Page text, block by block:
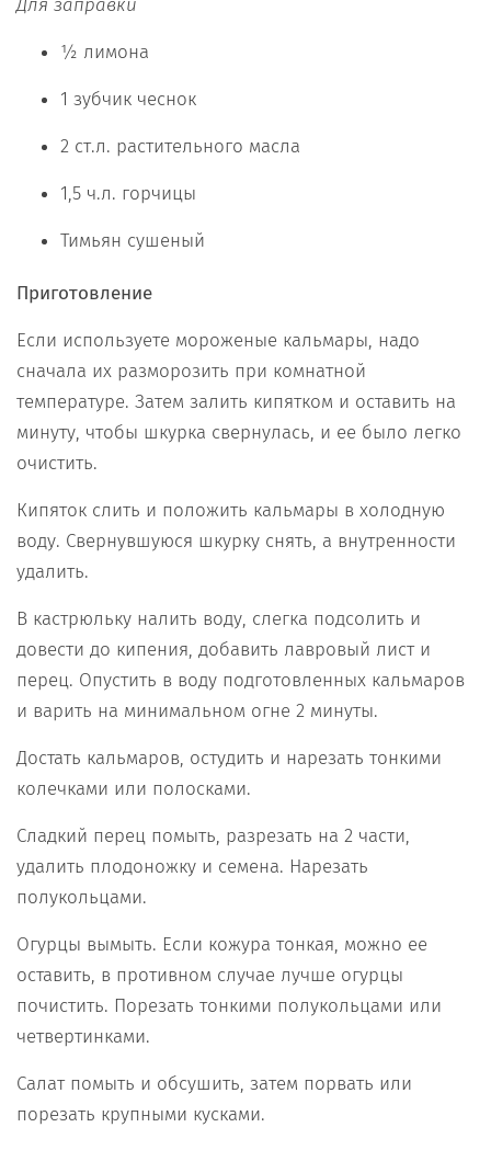
½ лимона
1 зубчик чеснок
2 ст.л. растительного масла
1,5 ч.л. горчицы
Тимьян сушеный
Приготовление
Если используете мороженые кальмары, надо
сначала их разморозить при комнатной
температуре. Затем залить кипятком и оставить на
минуту, чтобы шкурка свернулась, и ее было легко
очистить.
Кипяток слить и положить кальмары в холодную
воду. Cвернувшуюся шкурку снять, а внутренности
удалить.
В кастрюльку налить воду, слегка подсолить и
довести до кипения, добавить лавровый лист и
перец. Опустить в воду подготовленных кальмаров
и варить на минимальном огне 2 минуты.
Достать кальмаров, остудить и нарезать тонкими
колечками или полосками.
Сладкий перец помыть, разрезать на 2 части,
удалить плодоножку и семена. Нарезать
полукольцами.
Огурцы вымыть. Если кожура тонкая, можно ее
оставить, в противном случае лучше огурцы
почистить. Порезать тонкими полукольцами или
четвертинками.
Салат помыть и обсушить, затем порвать или
порезать крупными кусками.